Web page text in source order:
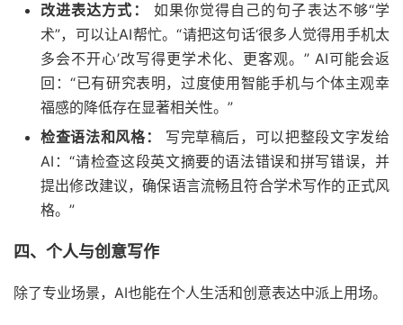
改进表达方式：
如果你觉得自己的句子表达不够“学
术”，可以让AI帮忙。“请把这句话‘很多人觉得用手机太
多会不开心’改写得更学术化、更客观。” AI可能会返
回：“已有研究表明，过度使用智能手机与个体主观幸
福感的降低存在显著相关性。”
检查语法和风格：
写完草稿后，可以把整段文字发给
AI：“请检查这段英文摘要的语法错误和拼写错误，并
提出修改建议，确保语言流畅且符合学术写作的正式风
格。”
四、个人与创意写作
除了专业场景，AI也能在个人生活和创意表达中派上用场。